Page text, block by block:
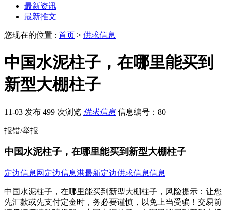
最新资讯
最新推文
您现在的位置 : 首页 > 供求信息
中国水泥柱子，在哪里能买到
新型大棚柱子
11-03 发布 499 次浏览 供求信息 信息编号：80
报错/举报
中国水泥柱子，在哪里能买到新型大棚柱子
定边信息网 定边信息港最新定边供求信息信息
中国水泥柱子，在哪里能买到新型大棚柱子，风险提示：让您
先汇款或先支付定金时，务必要谨慎，以免上当受骗！交易前